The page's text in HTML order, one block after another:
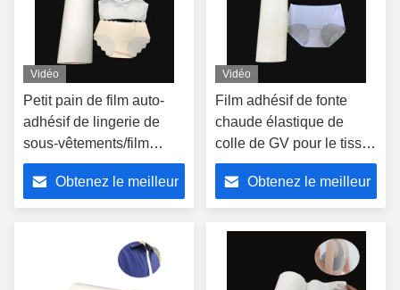
Vidéo
Petit pain de film auto-
adhésif de lingerie de
sous-vêtements/film
thermoplastique de
polyuréthane
Obtenez le meilleur
Vidéo
Film adhésif de fonte
chaude élastique de
colle de GV pour le tissu
de textile/vêtement
Obtenez le meilleur